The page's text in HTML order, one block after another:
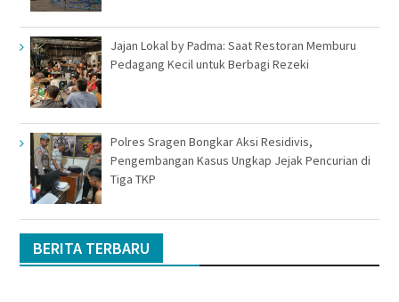
Jajan Lokal by Padma: Saat Restoran Memburu
Pedagang Kecil untuk Berbagi Rezeki
Polres Sragen Bongkar Aksi Residivis,
Pengembangan Kasus Ungkap Jejak Pencurian di
Tiga TKP
BERITA TERBARU